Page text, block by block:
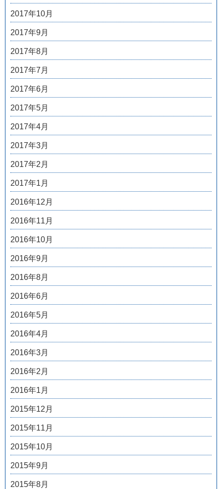
2017年10月
2017年9月
2017年8月
2017年7月
2017年6月
2017年5月
2017年4月
2017年3月
2017年2月
2017年1月
2016年12月
2016年11月
2016年10月
2016年9月
2016年8月
2016年6月
2016年5月
2016年4月
2016年3月
2016年2月
2016年1月
2015年12月
2015年11月
2015年10月
2015年9月
2015年8月